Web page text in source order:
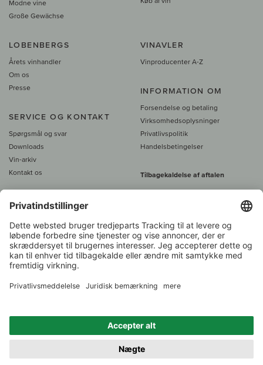
Modne vine
Große Gewächse
LOBENBERGS
Årets vinhandler
Om os
Presse
SERVICE OG KONTAKT
Spørgsmål og svar
Downloads
Vin-arkiv
Kontakt os
VINAVLER
Vinproducenter A-Z
INFORMATION OM
Forsendelse og betaling
Virksomhedsoplysninger
Privatlivspolitik
Handelsbetingelser
Tilbagekaldelse af aftalen
Alle priser er inkl. moms, plus 39
450 DKK gratis fragt
Kundeservice:
1.000 vinavlere –
Vinhandler
i år 2022
Tilbage